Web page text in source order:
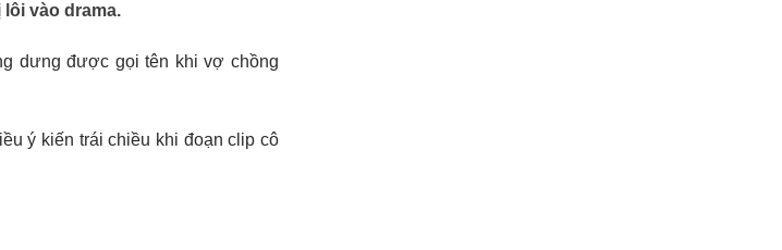
lôi vào drama.
dưng được gọi tên khi vợ chồng
ý kiến trái chiều khi đoạn clip cô